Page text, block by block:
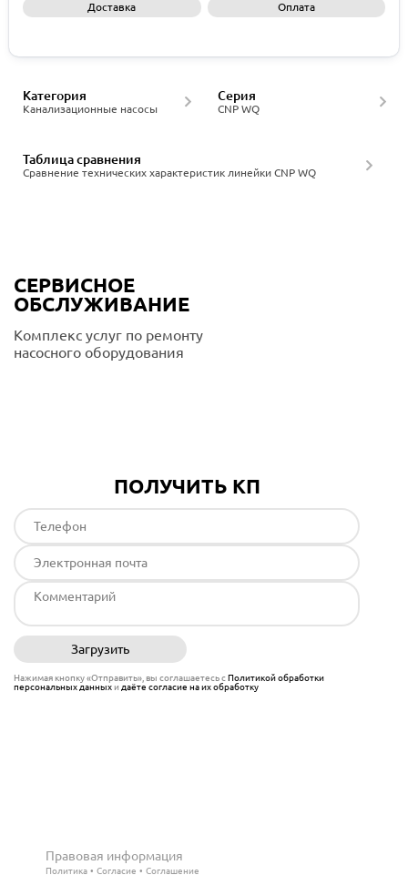
Доставка Оплата
Канализационные насосы
Категория
CNP WQ
Серия
Сравнение технических характеристик линейки CNP WQ
Таблица сравнения
СЕРВИСНОЕ
ОБСЛУЖИВАНИЕ
Комплекс услуг по ремонту
насосного оборудования
ПОЛУЧИТЬ КП
Загрузить
Нажимая кнопку «Отправить», вы соглашаетесь сПолитикой обработки
персональных данныхи даёте согласие на их обработку
Правовая информация
Политика Согласие Соглашение